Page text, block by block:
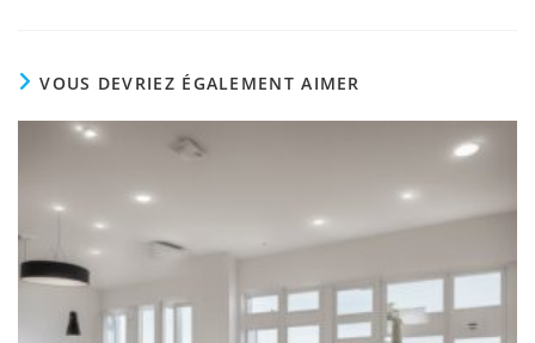
VOUS DEVRIEZ ÉGALEMENT AIMER